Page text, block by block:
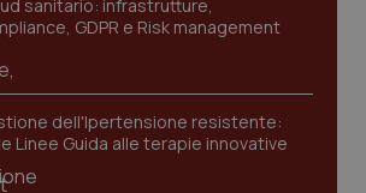
sanitario: infrastrutture,
GDPR e Risk management
dell'Ipertensione resistente:
Linee Guida alle terapie innovative